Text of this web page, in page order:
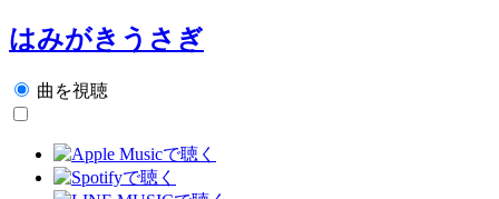
はみがきうさぎ
曲を視聴